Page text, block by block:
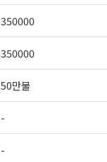
350000
350000
50만불
-
-